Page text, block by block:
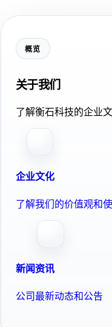
概览
关于我们
了解衡石科技的企业
企业文化
了解我们的价值观和
新闻资讯
公司最新动态和公告